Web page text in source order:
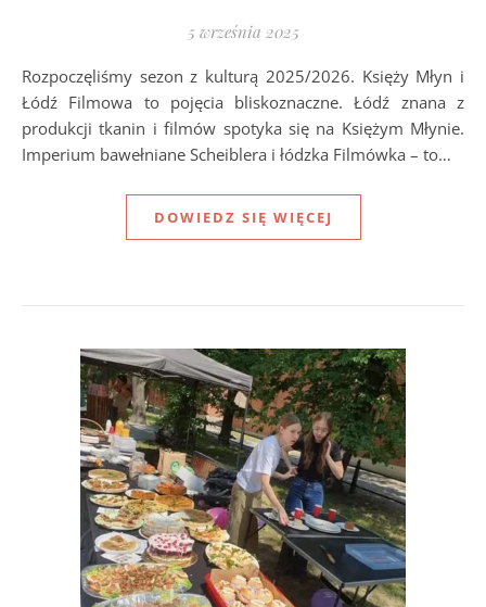
5 września 2025
Rozpoczęliśmy sezon z kulturą 2025/2026. Księży Młyn i
Łódź Filmowa to pojęcia bliskoznaczne. Łódź znana z
produkcji tkanin i filmów spotyka się na Księżym Młynie.
Imperium bawełniane Scheiblera i łódzka Filmówka – to…
DOWIEDZ SIĘ WIĘCEJ